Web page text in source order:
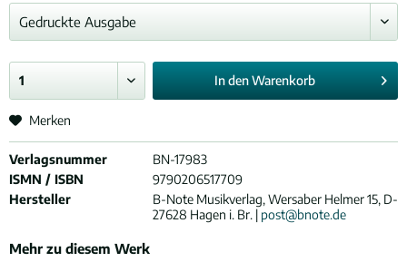
In denWarenkorb
Merken
Verlagsnummer
BN-17983
ISMN / ISBN
9790206517709
Hersteller
B-Note Musikverlag, Wersaber Helmer 15, D-
27628 Hagen i. Br. | post@bnote.de
Mehr zu diesem Werk